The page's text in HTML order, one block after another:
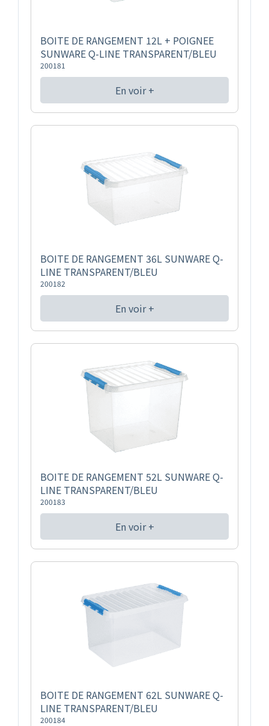
BOITE DE RANGEMENT 12L + POIGNEE
SUNWARE Q-LINE TRANSPARENT/BLEU
200181
En voir +
BOITE DE RANGEMENT 36L SUNWARE Q-
LINE TRANSPARENT/BLEU
200182
En voir +
BOITE DE RANGEMENT 52L SUNWARE Q-
LINE TRANSPARENT/BLEU
200183
En voir +
BOITE DE RANGEMENT 62L SUNWARE Q-
LINE TRANSPARENT/BLEU
200184